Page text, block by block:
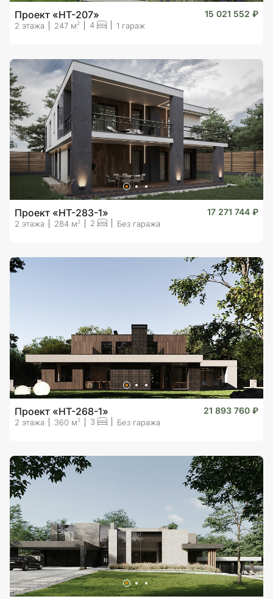
Проект «HT-207» 15 021 552 ₽
2 этажа 247 м2 4 1 гараж
Проект «HT-283-1» 17 271 744 ₽
2 этажа 284 м 2 2 Без гаража
Проект «HT-268-1» 21 893 760 ₽
2 этажа 360 м2 3 Без гаража